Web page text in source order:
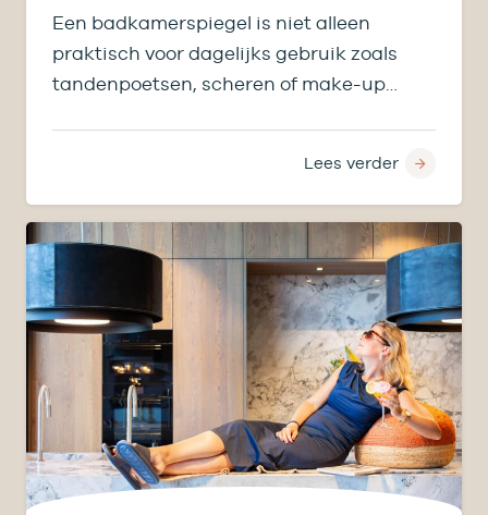
Een badkamerspiegel is niet alleen
praktisch voor dagelijks gebruik zoals
tandenpoetsen, scheren of make-up
Lees verder